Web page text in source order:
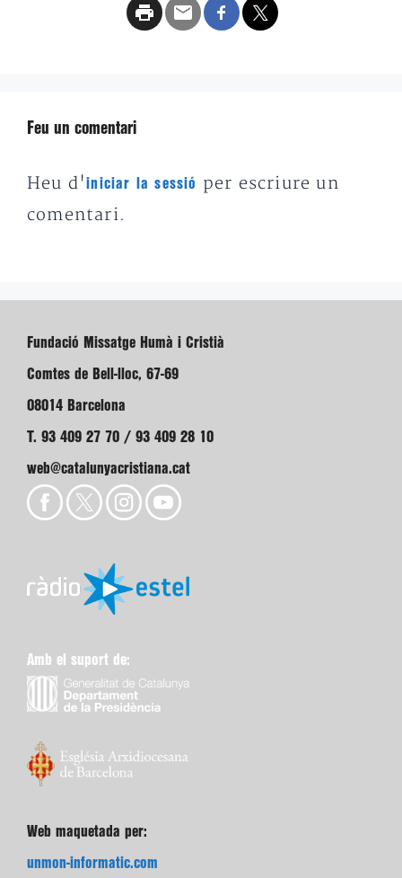
Feu un comentari
Heu d'iniciar la sessió
per escriure un
comentari.
Fundació Missatge Humà i Cristià
Comtes de Bell-lloc, 67-69
08014 Barcelona
T. 93 409 27 70 / 93 409 28 10
web@catalunyacristiana.cat
Amb el suport de:
Web maquetada per:
unmon-informatic.com